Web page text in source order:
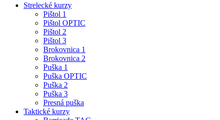
Strelecké kurzy
Pištol 1
Pištol OPTIC
Pištol 2
Pištol 3
Brokovnica 1
Brokovnica 2
Puška 1
Puška OPTIC
Puška 2
Puška 3
Presná puška
Taktické kurzy